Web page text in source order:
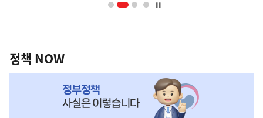
영
책
NOW,
정책 NOW